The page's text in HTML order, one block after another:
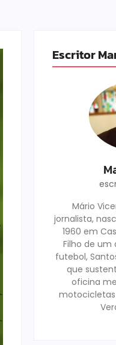
Escritor
Mário
jornalista,
1960 em
Filho de
futebol,
que
oficina
motocicletas